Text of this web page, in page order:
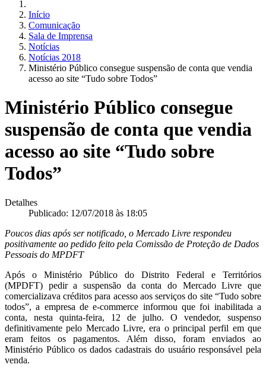
Início
Comunicação
Sala de Imprensa
Notícias
Notícias 2018
Ministério Público consegue suspensão de conta que vendia
acesso ao site “Tudo sobre Todos”
Ministério Público consegue
suspensão de conta que vendia
acesso ao site “Tudo sobre
Todos”
Detalhes
Publicado: 12/07/2018 às 18:05
Poucos dias após ser notificado, o Mercado Livre respondeu
positivamente ao pedido feito pela Comissão de Proteção de Dados
Pessoais do MPDFT
Após o Ministério Público do Distrito Federal e Territórios
(MPDFT) pedir a suspensão da conta do Mercado Livre que
comercializava créditos para acesso aos serviços do site “Tudo sobre
todos”, a empresa de e-commerce informou que foi inabilitada a
conta, nesta quinta-feira, 12 de julho. O vendedor, suspenso
definitivamente pelo Mercado Livre, era o principal perfil em que
eram feitos os pagamentos. Além disso, foram enviados ao
Ministério Público os dados cadastrais do usuário responsável pela
venda.